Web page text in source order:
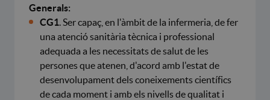
Generals:
CG1 . Ser capaç, en l'àmbit de la infermeria, de fer
una atenció sanitària tècnica i professional
adequada a les necessitats de salut de les
persones que atenen, d'acord amb l'estat de
desenvolupament dels coneixements científics
de cada moment i amb els nivells de qualitat i